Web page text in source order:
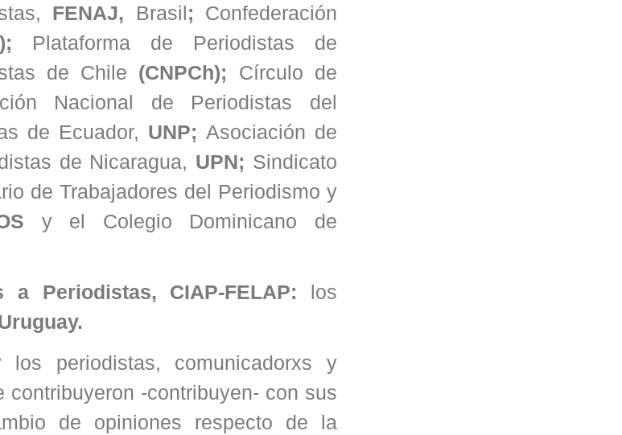
FENAJ, Brasil; Confederación
Plataforma de Periodistas de
de Chile (CNPCh); Círculo de
Nacional de Periodistas del
de Ecuador, UNP; Asociación de
de Nicaragua, UPN; Sindicato
de Trabajadores del Periodismo y
y el Colegio Dominicano de
Periodistas, CIAP-FELAP: los
periodistas, comunicadorxs y
-contribuyen- con sus
de opiniones respecto de la